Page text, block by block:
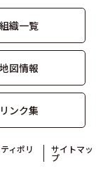
組織一覧
地図情報
リンク集
ィポリ サイトマッ
プ